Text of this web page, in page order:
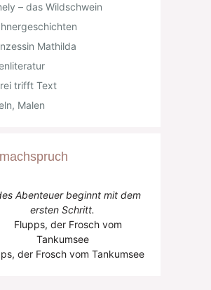
– das Wildschwein
Mathilda
trifft Text
Malen
Abenteuer beginnt mit dem
ersten Schritt.
der Frosch vom Tankumsee